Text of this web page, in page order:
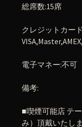
総席数:15席
クレジットカー
電子マネー:不可
備考:
■喫煙可能店 テ
み）頂戴いたしま